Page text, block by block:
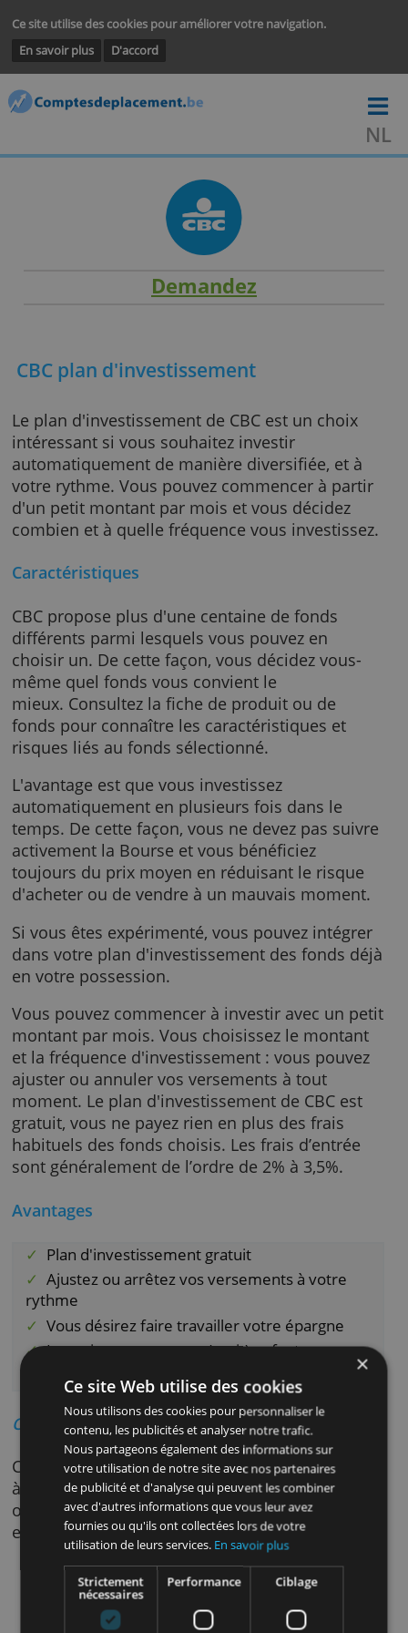
Ce site utilise des cookies pour améliorer votre navigation.
En savoir plus
D'accord
CBC plan d'investissement
Le plan d'investissement de CBC est un choix
intéressant si vous souhaitez investir
automatiquement de manière diversifiée, et
d'un petit montant par mois et vous décidez
Caractéristiques
CBC propose plus d'une centaine de fonds
différents parmi lesquels vous pouvez en
choisir un. De cette façon, vous décidez
même quel fonds vous convient le
mieux. Consultez la fiche de produit ou de
fonds pour connaître les caractéristiques et
risques liés au fonds sélectionné.
L'avantage est que vous investissez
temps. De cette façon, vous ne devez pas
activement la Bourse et vous bénéficiez
toujours du prix moyen en réduisant le
d'acheter ou de vendre à un mauvais
Si vous êtes expérimenté, vous pouvez
dans votre plan d'investissement des fonds
en votre possession.
Vous pouvez commencer à investir avec un
montant par mois. Vous choisissez le
et la fréquence d'investissement : vous
ajuster ou annuler vos versements à tout
moment. Le plan d'investissement de CBC
gratuit, vous ne payez rien en plus des frais
habituels des fonds choisis. Les frais
sont généralement de l’ordre de 2% à 3,5%.
Avantages
Plan d'investissement gratuit
Ajustez ou arrêtez vos versements à votre
rythme
Vous désirez faire travailler votre épargne
Investissez pour votre (petit) enfant
Expertise de KBC Asset Management
Offre de bienvenue
Ce site Web utilise des cookies
Nous utilisons des cookies pour personnaliser le
contenu, les publicités et analyser notre trafic.